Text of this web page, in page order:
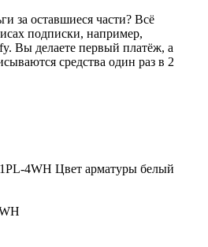
за оставшиеся части? Всё
подписки, например,
Вы делаете первый платёж, а
средства один раз в 2
4WH Цвет арматуры белый